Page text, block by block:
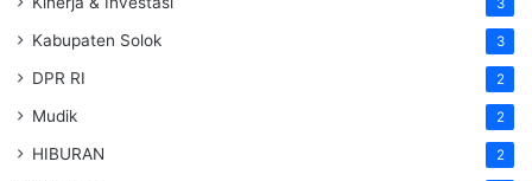
Kabupaten Solok 3
DPR RI 2
Mudik 2
HIBURAN 2